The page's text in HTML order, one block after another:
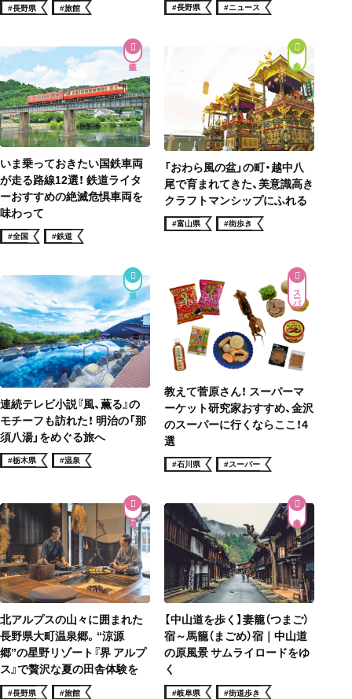
#長野県 #旅館 #長野県 #ニュース
いま乗っておきたい国鉄車両
が走る路線12選！ 鉄道ライタ
ーおすすめの絶滅危惧車両を
味わって
#全国 #鉄道
街歩き
「おわら風の盆」の町・越中八
尾で育まれてきた、美意識高き
クラフトマンシップにふれる
#富山県 #街歩き
連続テレビ小説『風、薫る』の
モチーフも訪れた！ 明治の「那
須八湯」をめぐる旅へ
#栃木県 #温泉
スーパー
教えて菅原さん！ スーパーマ
ーケット研究家おすすめ、金沢
のスーパーに行くならここ！4
選
#石川県 #スーパー
北アルプスの山々に囲まれた
長野県大町温泉郷。“涼源
郷”の星野リゾート『界 アルプ
ス』で贅沢な夏の田舎体験を
#長野県 #旅館
街道歩き
【中山道を歩く】妻籠（つまご）
宿～馬籠（まごめ）宿｜中山道
の原風景 サムライロードをゆ
く
#岐阜県 #街道歩き